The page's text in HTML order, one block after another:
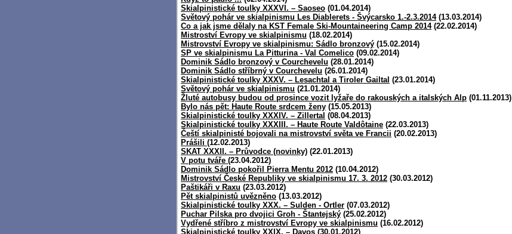
Skialpinistické toulky XXXVI. – Saoseo (01.04.2014)
Světový pohár ve skialpinismu Les Diablerets - Švýcarsko 1.-2.3.2014(13.03.2014)
Co a jak jsme dělaly na KST Female Ski-Mountaineering Camp 2014(22.02.2014)
Mistroství Evropy ve skialpinismu (18.02.2014)
Mistrovství Evropy ve skialpinismu: Sádlo bronzový (15.02.2014)
SP ve skialpinismu La Pitturina - Val Comelico (09.02.2014)
Dominik Sádlo bronzový v Courchevelu (28.01.2014)
Dominik Sádlo stříbrný v Courchevelu (26.01.2014)
Skialpinistické toulky XXXV. – Lesachtal a Tiroler Gailtal (23.01.2014)
Světový pohár ve skialpinismu (21.01.2014)
Žluté autobusy budou od prosince vozit lyžaře do rakouských a italských Alp (01.11.2013)
Bylo nás pět: Haute Route srdcem ženy (15.05.2013)
Skialpinistické toulky XXXIV. – Zillertal (08.04.2013)
Skialpinistické toulky XXXIII. – Haute Route Valdôtaine (22.03.2013)
Čeští skialpinisté bojovali na mistrovství světa ve Francii (20.02.2013)
Prášili (12.02.2013)
SKAT XXXII. – Průvodce (novinky) (22.01.2013)
V potu tváře (23.04.2012)
Dominik Sádlo pokořil Pierra Mentu 2012 (10.04.2012)
Mistrovství České Republiky ve skialpinismu 17. 3. 2012 (30.03.2012)
Paštikáři v Raxu (23.03.2012)
Pět skialpinistů uvězněno (13.03.2012)
Skialpinistické toulky XXX. – Sulden - Ortler (07.03.2012)
Puchar Pilska pro dvojici Groh - Štantejský (25.02.2012)
Vydřené stříbro z mistrovství Evropy ve skialpinismu (16.02.2012)
Skialpinistické toulky XXIX. – Davos (30.01.2012)